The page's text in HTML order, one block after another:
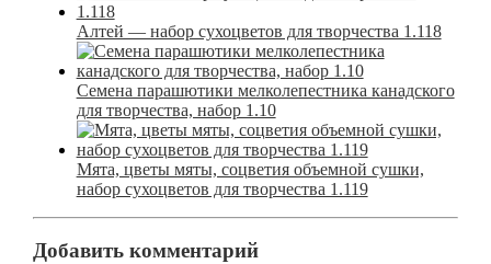
Алтей — набор сухоцветов для творчества 1.118
Семена парашютики мелколепестника канадского
для творчества, набор 1.10
Мята, цветы мяты, соцветия объемной сушки,
набор сухоцветов для творчества 1.119
Добавить комментарий